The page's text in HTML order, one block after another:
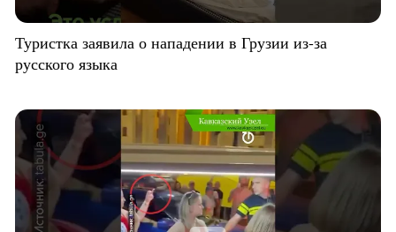
Туристка заявила о нападении в Грузии из-за
русского языка